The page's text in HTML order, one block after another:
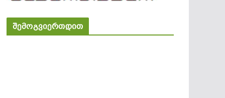
შემოგვიერთდით